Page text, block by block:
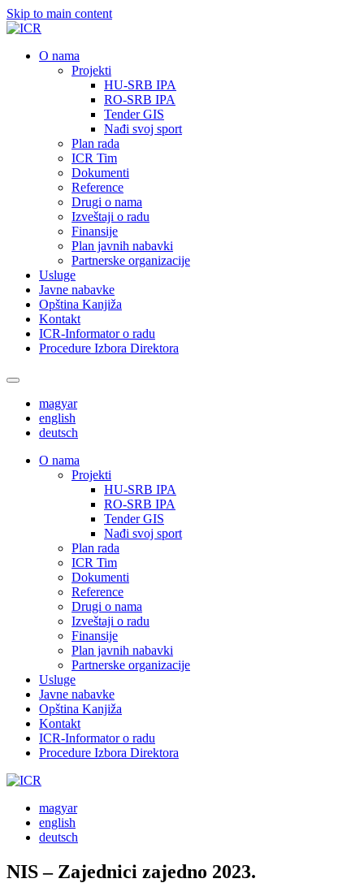
Skip to main content
О nama
Projekti
HU-SRB IPA
RO-SRB IPA
Tender GIS
Nađi svoj sport
Plan rada
ICR Tim
Dokumenti
Reference
Drugi o nama
Izveštaji o radu
Finansije
Plan javnih nabavki
Partnerske organizacije
Usluge
Javne nabavke
Opština Kanjiža
Kontakt
ICR-Informator o radu
Procedure Izbora Direktora
magyar
english
deutsch
О nama
Projekti
HU-SRB IPA
RO-SRB IPA
Tender GIS
Nađi svoj sport
Plan rada
ICR Tim
Dokumenti
Reference
Drugi o nama
Izveštaji o radu
Finansije
Plan javnih nabavki
Partnerske organizacije
Usluge
Javne nabavke
Opština Kanjiža
Kontakt
ICR-Informator o radu
Procedure Izbora Direktora
magyar
english
deutsch
NIS – Zajednici zajedno 2023.